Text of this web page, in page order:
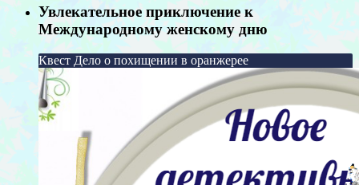
Увлекательное приключение к
Международному женскому дню
Квест Дело о похищении в оранжерее